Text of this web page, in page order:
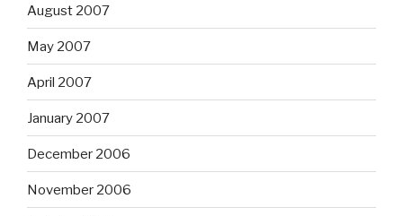
August 2007
May 2007
April 2007
January 2007
December 2006
November 2006